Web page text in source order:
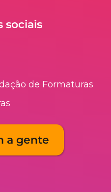
sociais
de Formaturas
a gente